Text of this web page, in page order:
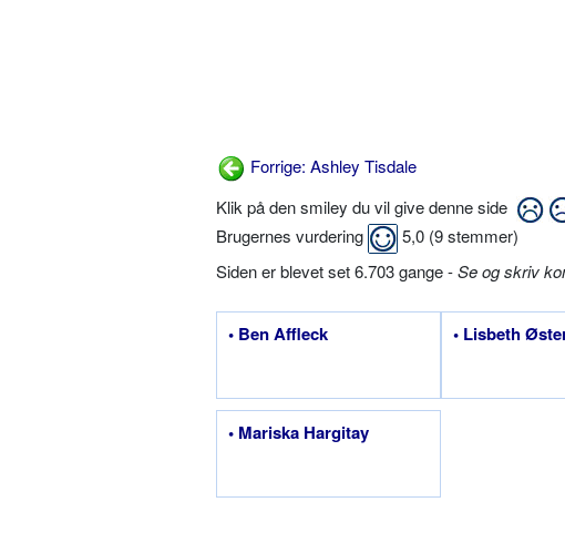
Forrige: Ashley Tisdale
Klik på den smiley du vil give denne side
Brugernes vurdering
5,0 (9stemmer)
Siden er blevet set 6.703 gange -Se og skriv
• Ben Affleck • Lisbeth
• Mariska Hargitay